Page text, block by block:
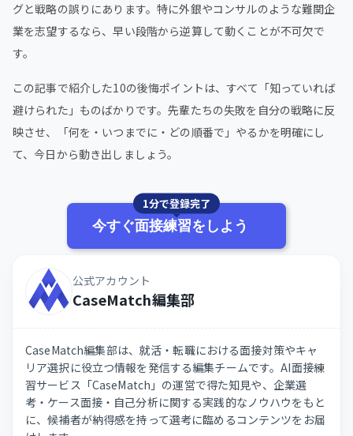
グと戦略の誤りにあります。特に外銀やコンサルのような難関企
業を志望するなら、早い段階から逆算して動くことが不可欠で
す。
この記事で紹介した10の後悔ポイントは、すべて「知っていれば
避けられた」ものばかりです。先輩たちの失敗を自分の戦略に反
映させ、「何を・いつまでに・どの順番で」やるかを明確にし
て、今日から動き出しましょう。
1分で登録完了
今すぐ面接練習をしよう
公式アカウント
CaseMatch編集部
CaseMatch編集部は、就活・転職における面接対策やキャ
リア選択に役立つ情報を発信する編集チームです。AI面接練
習サービス「CaseMatch」の運営で得た知見や、企業選
考・ケース面接・自己分析に関する実践的なノウハウをもと
に、候補者が納得感を持って選考に臨めるコンテンツをお届